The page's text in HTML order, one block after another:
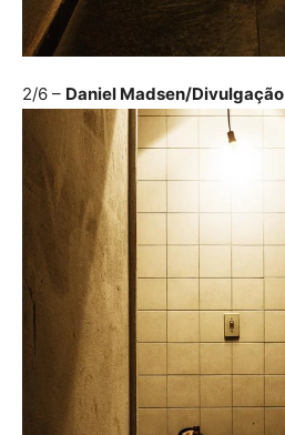
2/6 – Daniel Madsen/Divulgação